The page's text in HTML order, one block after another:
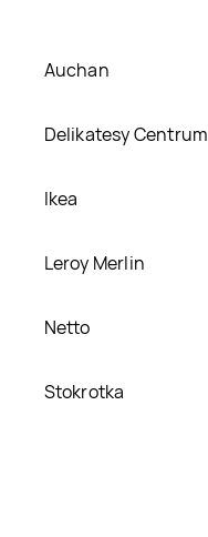
Auchan
Delikatesy Centrum
Ikea
Leroy Merlin
Netto
Stokrotka